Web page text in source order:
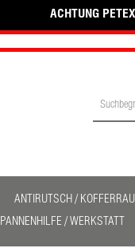
ACHTUNG
ANTIRUTSCH /
PANNENHILFE / WERKSTATT